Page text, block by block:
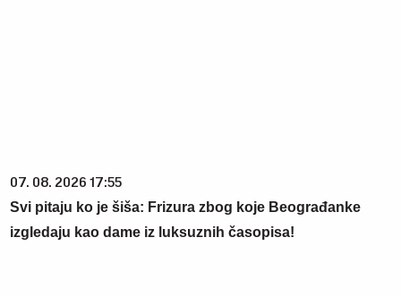
07. 08. 2026 17:55
Svi pitaju ko je šiša: Frizura zbog koje Beograđanke
izgledaju kao dame iz luksuznih časopisa!